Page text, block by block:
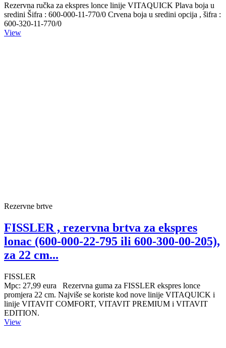
Rezervna ručka za ekspres lonce linije VITAQUICK Plava boja u
sredini Šifra : 600-000-11-770/0 Crvena boja u sredini opcija , šifra :
600-320-11-770/0
View
Rezervne brtve
FISSLER , rezervna brtva za ekspres
lonac (600-000-22-795 ili 600-300-00-205),
za 22 cm...
FISSLER
Mpc: 27,99 eura Rezervna guma za FISSLER ekspres lonce
promjera 22 cm. Najviše se koriste kod nove linije VITAQUICK i
linije VITAVIT COMFORT, VITAVIT PREMIUM i VITAVIT
EDITION.
View